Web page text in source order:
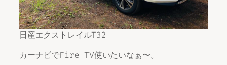
日産エクストレイルT32
カーナビでFire TV使いたいなぁ〜。